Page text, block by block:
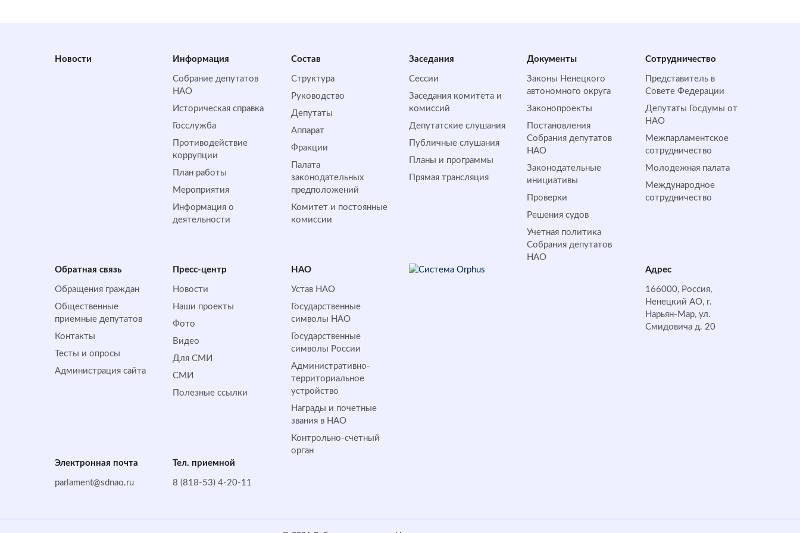
Новости Информация
Собрание депутатов
НАО
Историческая справка
Госслужба
Противодействие
коррупции
План работы
Мероприятия
Информация о
деятельности
Состав
Структура
Руководство
Депутаты
Аппарат
Фракции
Палата
законодательных
предположений
Комитет и постоянные
комиссии
Заседания
Сессии
Заседания комитета и
комиссий
Депутатские слушания
Публичные слушания
Планы и программы
Прямая трансляция
Документы
Законы Ненецкого
автономного округа
Законопроекты
Постановления
Собрания депутатов
НАО
Законодательные
инициативы
Проверки
Решения судов
Учетная политика
Собрания депутатов
НАО
Сотрудничество
Представитель в
Совете Федерации
Депутаты Госдумы от
НАО
Межпарламентское
сотрудничество
Молодежная палата
Международное
сотрудничество
Обратная cвязь
Обращения граждан
Общественные
приемные депутатов
Контакты
Тесты и опросы
Администрация сайта
Пресс-центр
Новости
Наши проекты
Фото
Видео
Для СМИ
СМИ
Полезные ссылки
НАО
Устав НАО
Государственные
символы НАО
Государственные
символы России
Административно-
территориальное
устройство
Награды и почетные
звания в НАО
Контрольно-счетный
орган
Адрес
166000, Россия,
Ненецкий АО, г.
Нарьян-Мар, ул.
Смидовича д. 20
Электронная почта
parlament@sdnao.ru
Тел. приемной
8 (818-53) 4-20-11